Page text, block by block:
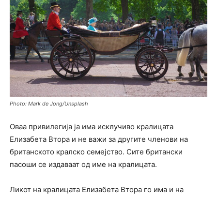
Photo: Mark de Jong/Unsplash
Оваа привилегија ја има исклучиво кралицата
Елизабета Втора и не важи за другите членови на
британското кралско семејство. Сите британски
пасоши се издаваат од име на кралицата.
Ликот на кралицата Елизабета Втора го има и на